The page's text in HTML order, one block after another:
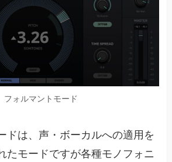
フォルマントモード
ドは、声・ボーカルへの適用を
たモードですが各種モノフォニ